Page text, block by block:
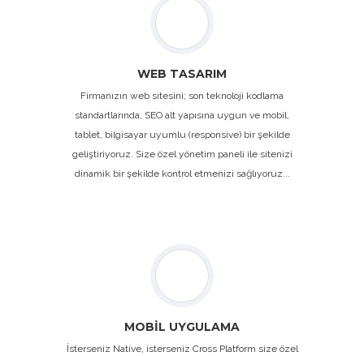
WEB TASARIM
Firmanızın web sitesini; son teknoloji kodlama
standartlarında, SEO alt yapısına uygun ve mobil,
tablet, bilgisayar uyumlu (responsive) bir şekilde
geliştiriyoruz. Size özel yönetim paneli ile sitenizi
dinamik bir şekilde kontrol etmenizi sağlıyoruz...
MOBİL UYGULAMA
İsterseniz Native, isterseniz Cross Platform size özel